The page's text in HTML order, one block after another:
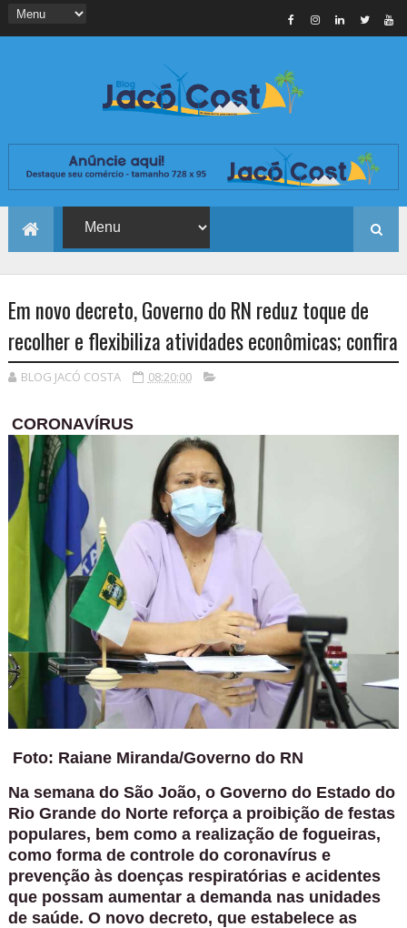
Em novo decreto, Governo do RN reduz toque de
recolher e flexibiliza atividades econômicas; confira
BLOG JACÓ COSTA 08:20:00
CORONAVÍRUS
Foto: Raiane Miranda/Governo do RN
Na semana do São João, o Governo do Estado do
Rio Grande do Norte reforça a proibição de festas
populares, bem como a realização de fogueiras,
como forma de controle do coronavírus e
prevenção às doenças respiratórias e acidentes
que possam aumentar a demanda nas unidades
de saúde. O novo decreto, que estabelece as